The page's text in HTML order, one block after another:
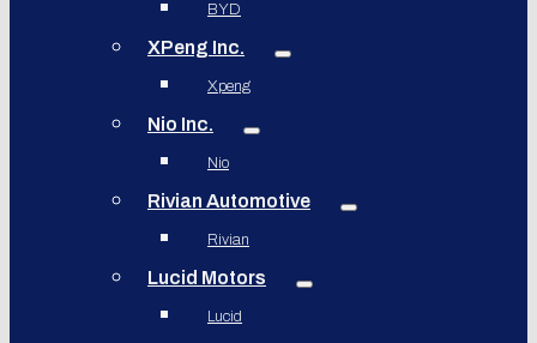
BYD
XPeng Inc.
Xpeng
Nio Inc.
Nio
Rivian Automotive
Rivian
Lucid Motors
Lucid